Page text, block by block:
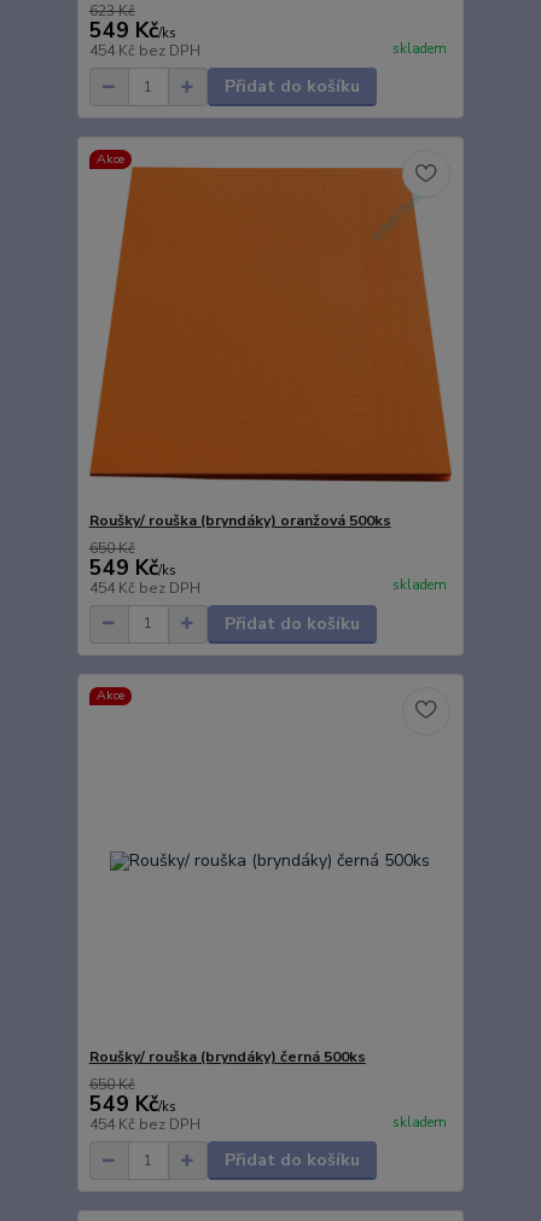
623 Kč
549 Kč/ks
454 Kč bez DPH skladem
Přidat do košíku
Akce
Roušky/ rouška (bryndáky) oranžová 500ks
650 Kč
549 Kč/ks
454 Kč bez DPH skladem
Přidat do košíku
Akce
Roušky/ rouška (bryndáky) černá 500ks
650 Kč
549 Kč/ks
454 Kč bez DPH skladem
Přidat do košíku